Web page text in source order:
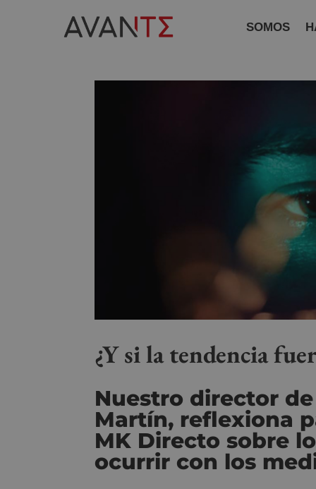
SOMOS
¿Y si la tendencia
Nuestro director
Martín, reflexiona
MK Directosobre
ocurrir con los